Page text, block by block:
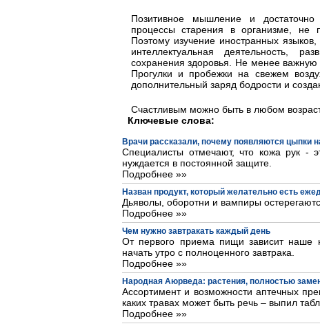
Позитивное мышление и
процессы старения в организме, не
Поэтому изучение иностранных
интеллектуальная деятельность,
сохранения здоровья. Не менее важную
Прогулки и пробежки на свежем
дополнительный заряд бодрости и
Счастливым можно быть в любом
Ключевые слова:
Врачи рассказали, почему появляются цыпки
Специалисты отмечают, что кожа рук -
нуждается в постоянной защите.
Подробнее »»
Назван продукт, который желательно есть
Дьяволы, оборотни и вампиры
Подробнее »»
Чем нужно завтракать каждый день
От первого приема пищи зависит наше
начать утро с полноценного завтрака.
Подробнее »»
Народная Аюрведа: растения, полностью
Ассортимент и возможности аптечных
каких травах может быть речь – выпил
Подробнее »»